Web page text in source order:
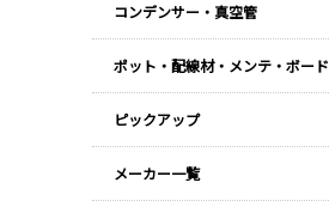
コンデンサー・真空管
ポット・配線材・メンテ・ボード
ピックアップ
メーカー一覧